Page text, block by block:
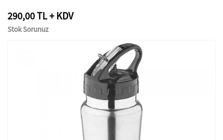
290,00 TL + KDV
Stok Sorunuz